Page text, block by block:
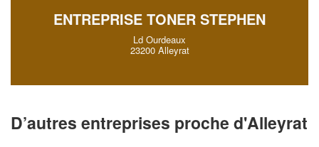
ENTREPRISE TONER STEPHEN
Ld Ourdeaux
23200 Alleyrat
D’autres entreprises proche d'Alleyrat